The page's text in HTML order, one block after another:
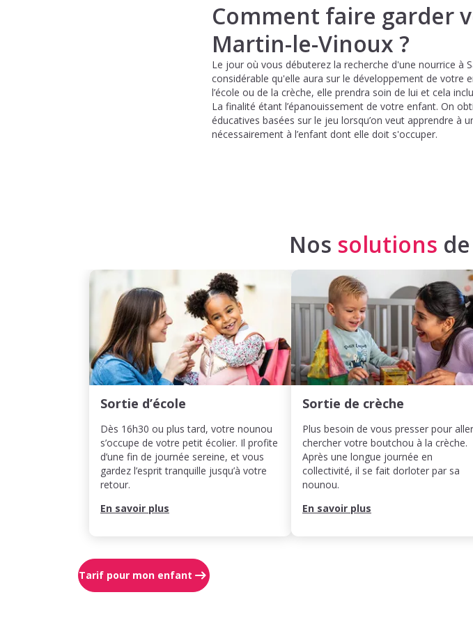
Comment faire garder
Martin-le-Vinoux ?
Le jour où vous débuterez la recherche d'une nourrice à
considérable qu'elle aura sur le développement de votre
l’école ou de la crèche, elle prendra soin de lui et cela
La finalité étant l’épanouissement de votre enfant. On
éducatives basées sur le jeu lorsqu’on veut apprendre à
nécessairement à l’enfant dont elle doit s'occuper.
Nos solutions
Sortie d’école
Dès 16h30 ou plus tard, votre nounou
s’occupe de votre petit écolier. Il profite
d’une fin de journée sereine, et vous
gardez l’esprit tranquille jusqu’à votre
retour.
En savoir plus
Sortie de crèche
Plus besoin de vous presser pour aller
chercher votre boutchou à la crèche.
Après une longue journée en
collectivité, il se fait dorloter par sa
nounou.
En savoir plus
Tarif pour mon enfant